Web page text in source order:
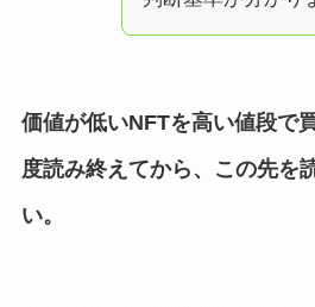
価値が低いNFTを高い値段で
度読み終えてから、この先を
い。